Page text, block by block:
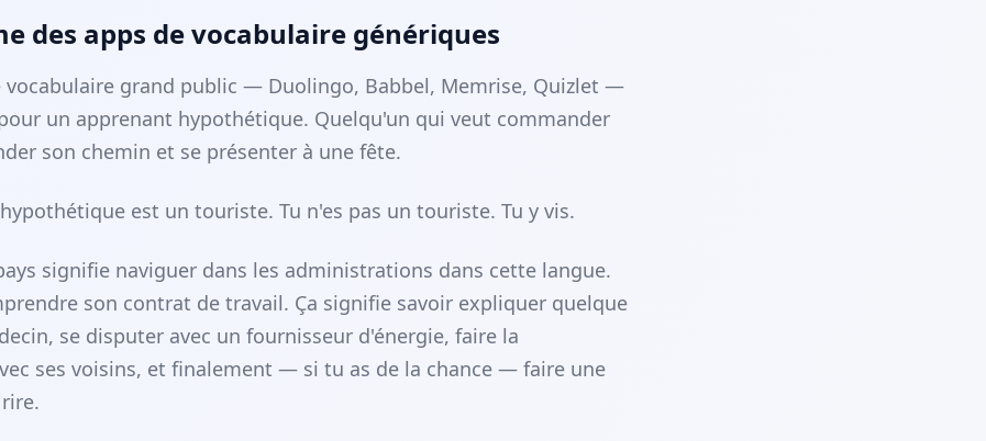
des apps de vocabulaire génériques
vocabulaire grand public — Duolingo, Babbel, Memrise, Quizlet —
un apprenant hypothétique. Quelqu'un qui veut commander
son chemin et se présenter à une fête.
est un touriste. Tu n'es pas un touriste. Tu y vis.
signifie naviguer dans les administrations dans cette langue.
son contrat de travail. Ça signifie savoir expliquer quelque
se disputer avec un fournisseur d'énergie, faire la
ses voisins, et finalement — si tu as de la chance — faire une